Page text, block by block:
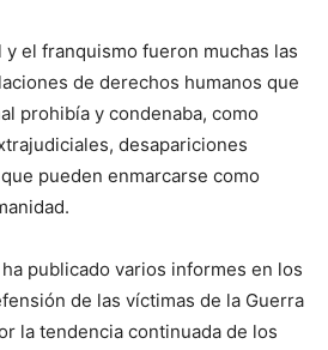
y el franquismo fueron muchas las
de derechos humanos que
prohibía y condenaba, como
desapariciones
pueden enmarcarse como
publicado varios informes en los
de las víctimas de la Guerra
la tendencia continuada de los